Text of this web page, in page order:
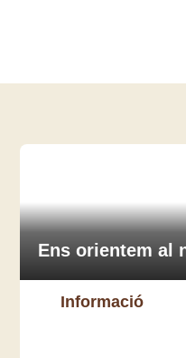
Ens orientem al
Informació